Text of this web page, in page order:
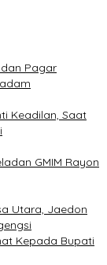
Pagar
Keadilan, Saat
GMIM Rayon
Utara, Jaedon
Kepada Bupati